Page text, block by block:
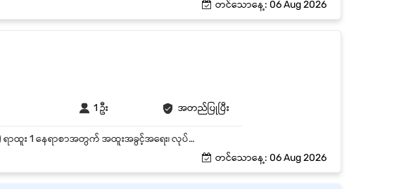
တင်သောနေ့: 06 Aug 2026
1 ဦး အတည်ပြုပြီး
တာမွေ၊ ရန်ကုန်တိုင်းတွင်ရှိသော အချိန်ပြည့် Driver (သို့မဟုတ် ယာဉ်မောင်း) ရာထူး 1 နေရာစာအတွက် အထူးအခွင့်အရေး၊ လုပ်သက် - အတွေ့အကြုံရှိ နှင့် လစဉ် လစာကောင်းကောင်းပေးမည်။
တင်သောနေ့: 06 Aug 2026